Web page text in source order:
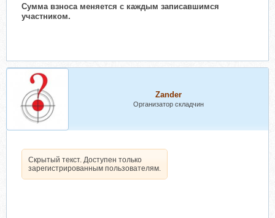
Сумма взноса меняется с каждым записавшимся
участником.
Zander
Организатор складчин
Скрытый текст. Доступен только
зарегистрированным пользователям.